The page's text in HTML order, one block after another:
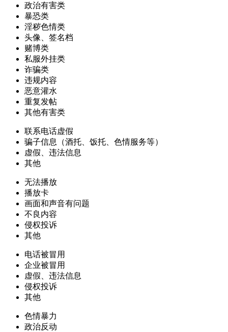
政治有害类
暴恐类
淫秽色情类
头像、签名档
赌博类
私服外挂类
诈骗类
违规内容
恶意灌水
重复发帖
其他有害类
联系电话虚假
骗子信息（酒托、饭托、色情服务等）
虚假、违法信息
其他
无法播放
播放卡
画面和声音有问题
不良内容
侵权投诉
其他
电话被冒用
企业被冒用
虚假、违法信息
侵权投诉
其他
色情暴力
政治反动